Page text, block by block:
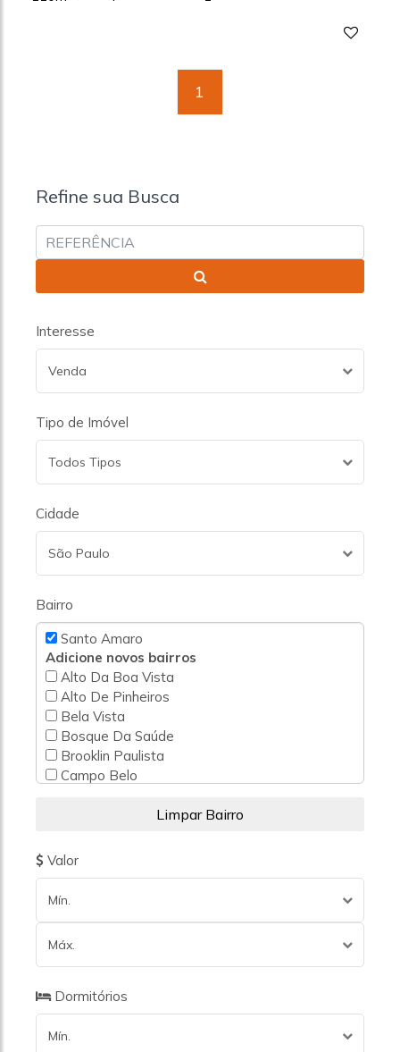
1
Refine sua Busca
Interesse
Venda
Tipo de Imóvel
Todos Tipos
Cidade
São Paulo
Bairro
Santo Amaro
Adicione novos bairros
Alto Da Boa Vista
Alto De Pinheiros
Bela Vista
Bosque Da Saúde
Brooklin Paulista
Campo Belo
Chácara Monte Alegre
Cidade Dutra
Cupecê
Grajaú
Itaim Bibi
Jardim América
Jardim Cruzeiro
Jardim Da Pedreira
Jardim Das Acácias
Valor
Mín.
Máx.
Dormitórios
Mín.